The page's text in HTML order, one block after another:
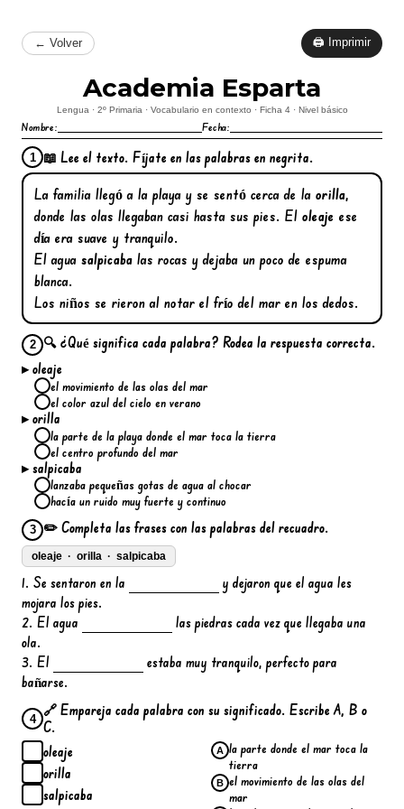
← Volver 🖨 Imprimir
Academia Esparta
Lengua · 2º Primaria · Vocabulario en contexto · Ficha 4 · Nivel básico
Nombre: Fecha:
1 📖 Lee el texto. Fíjate en las palabras en negrita.
La familia llegó a la playa y se sentó cerca de la orilla,
donde las olas llegaban casi hasta sus pies. El oleaje ese
día era suave y tranquilo.
El agua salpicaba las rocas y dejaba un poco de espuma
blanca.
Los niños se rieron al notar el frío del mar en los dedos.
2
🔍 ¿Qué significa cada palabra? Rodea la respuesta correcta.
▸ oleaje
el movimiento de las olas del mar
el color azul del cielo en verano
▸ orilla
la parte de la playa donde el mar toca la tierra
el centro profundo del mar
▸ salpicaba
lanzaba pequeñas gotas de agua al chocar
hacía un ruido muy fuerte y continuo
3 ✏️ Completa las frases con las palabras del recuadro.
oleaje · orilla · salpicaba
1. Se sentaron en la
y dejaron que el agua les
mojara los pies.
2. El agua
las piedras cada vez que llegaba una
ola.
3. El
estaba muy tranquilo, perfecto para
bañarse.
4
🔗 Empareja cada palabra con su significado. Escribe A, B o
C.
oleaje
orilla
salpicaba
A la parte donde el mar toca la
tierra
B el movimiento de las olas del
mar